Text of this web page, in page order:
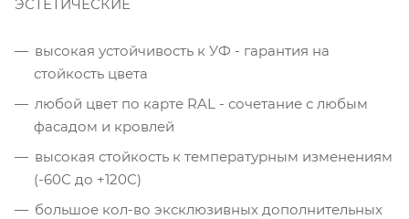
ЭСТЕТИЧЕСКИЕ
высокая устойчивость к УФ - гарантия на
стойкость цвета
любой цвет по карте RAL - сочетание с любым
фасадом и кровлей
высокая стойкость к температурным изменениям
(-60С до +120С)
большое кол-во эксклюзивных дополнительных